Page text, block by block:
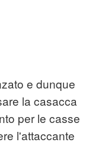
e dunque
la casacca
per le casse
l'attaccante